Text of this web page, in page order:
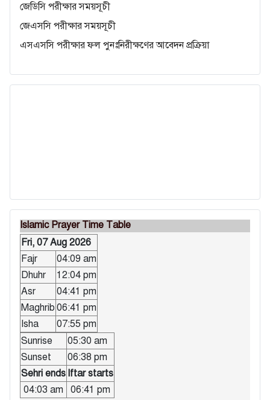
জেডিসি পরীক্ষার সময়সূচী
জেএসসি পরীক্ষার সময়সূচী
এসএসসি পরীক্ষার ফল পুনঃনিরীক্ষণের আবেদন প্রক্রিয়া
Islamic Prayer Time Table
Fri, 07 Aug 2026
Fajr
04:09 am
Dhuhr
12:04 pm
Asr
04:41 pm
Maghrib 06:41 pm
Isha
07:55 pm
Sunrise
05:30 am
Sunset
06:38 pm
Sehri ends Iftar starts
04:03 am
06:41 pm